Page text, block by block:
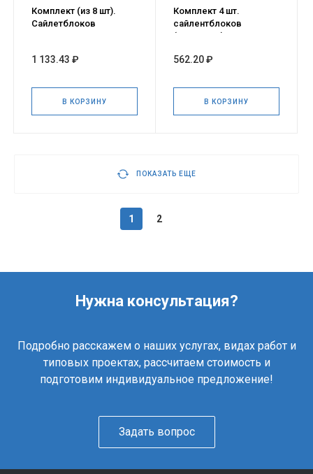
Комплект (из 8 шт).
Сайлетблоков
для а/м
CHE
1 133.43 ₽
В КОРЗИНУ
Комплект 4 шт.
сайлентблоков
(шарниров) нижнего
подвески для а/м ВАЗ
562.20 ₽
В КОРЗИНУ
ПОКАЗАТЬ ЕЩЕ
1 2
Нужна консультация?
Подробно расскажем о наших услугах, видах работ и
типовых проектах, рассчитаем стоимость и
подготовим индивидуальное предложение!
Задать вопрос